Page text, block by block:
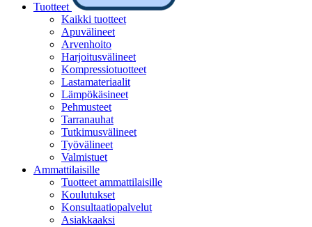
Tuotteet
Kaikki tuotteet
Apuvälineet
Arvenhoito
Harjoitusvälineet
Kompressiotuotteet
Lastamateriaalit
Lämpökäsineet
Pehmusteet
Tarranauhat
Tutkimusvälineet
Työvälineet
Valmistuet
Ammattilaisille
Tuotteet ammattilaisille
Koulutukset
Konsultaatiopalvelut
Asiakkaaksi